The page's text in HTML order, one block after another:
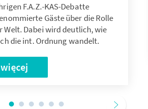
F.A.Z.-KAS-Debatte
Gäste über die Rolle
Welt. Dabei wird deutlich, wie
die int. Ordnung wandelt.